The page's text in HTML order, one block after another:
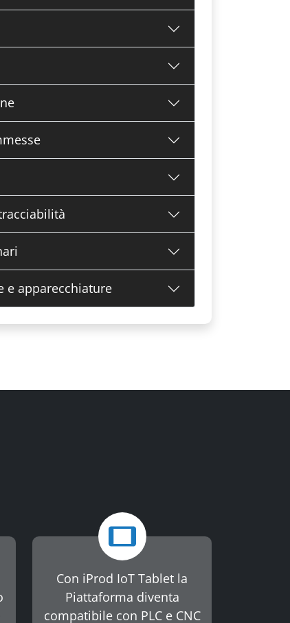
e apparecchiature
Con iProd IoT Tablet la
Piattaforma diventa
compatibile con PLC e CNC